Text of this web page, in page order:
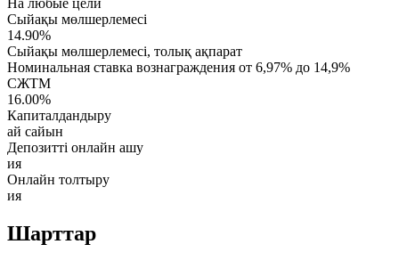
Сыйақы мөлшерлемесі
14.90%
Сыйақы мөлшерлемесі, толық ақпарат
Номинальная ставка вознаграждения от 6,97% до 14,9%
СЖТМ
16.00%
Капиталдандыру
ай сайын
Депозитті онлайн ашу
ия
Онлайн толтыру
ия
Шарттар